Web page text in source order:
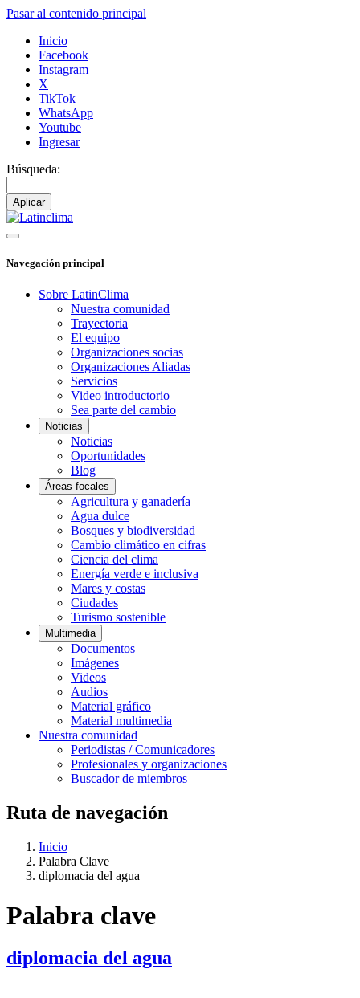
Pasar al contenido principal
Inicio
Facebook
Instagram
X
TikTok
WhatsApp
Youtube
Ingresar
Búsqueda:
Navegación principal
Sobre LatinClima
Nuestra comunidad
Trayectoria
El equipo
Organizaciones socias
Organizaciones Aliadas
Servicios
Video introductorio
Sea parte del cambio
Noticias
Noticias
Oportunidades
Blog
Áreas focales
Agricultura y ganadería
Agua dulce
Bosques y biodiversidad
Cambio climático en cifras
Ciencia del clima
Energía verde e inclusiva
Mares y costas
Ciudades
Turismo sostenible
Multimedia
Documentos
Imágenes
Videos
Audios
Material gráfico
Material multimedia
Nuestra comunidad
Periodistas / Comunicadores
Profesionales y organizaciones
Buscador de miembros
Ruta de navegación
Inicio
Palabra Clave
diplomacia del agua
Palabra clave
diplomacia del agua